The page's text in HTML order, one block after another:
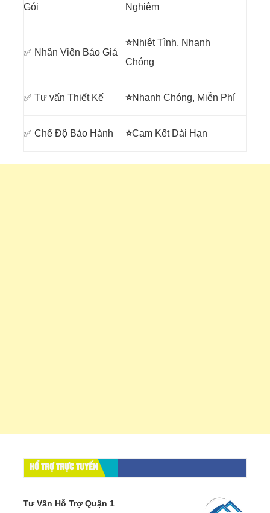
Gói Nghiệm
✅ Nhân Viên Báo Giá
⭐Nhiệt Tình, Nhanh
Chóng
✅ Tư vấn Thiết Kế ⭐Nhanh Chóng, Miễn Phí
✅ Chế Độ Bảo Hành ⭐Cam Kết Dài Hạn
HỔ TRỢ TRỰC TUYẾN
Tư Vấn Hỗ Trợ Quận 1